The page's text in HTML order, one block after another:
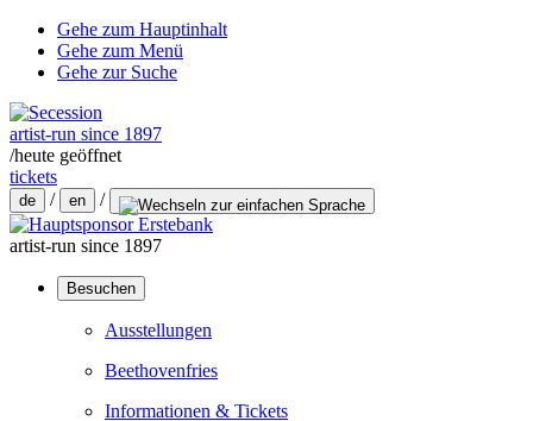
Gehe zum Hauptinhalt
Gehe zum Menü
Gehe zur Suche
artist-run since 1897
/heute geöffnet
tickets
de / en /
artist-run since 1897
Besuchen
Ausstellungen
Beethovenfries
Informationen & Tickets